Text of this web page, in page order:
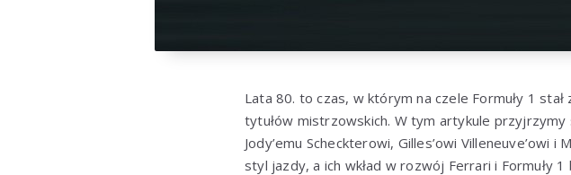
Lata 80. to czas, w którym na czele Formuły 1
tytułów mistrzowskich. W tym artykule
Jody’emu Scheckterowi, Gilles’owi Villeneuve’owi
styl jazdy, a ich wkład w rozwój Ferrari i Formuły 1